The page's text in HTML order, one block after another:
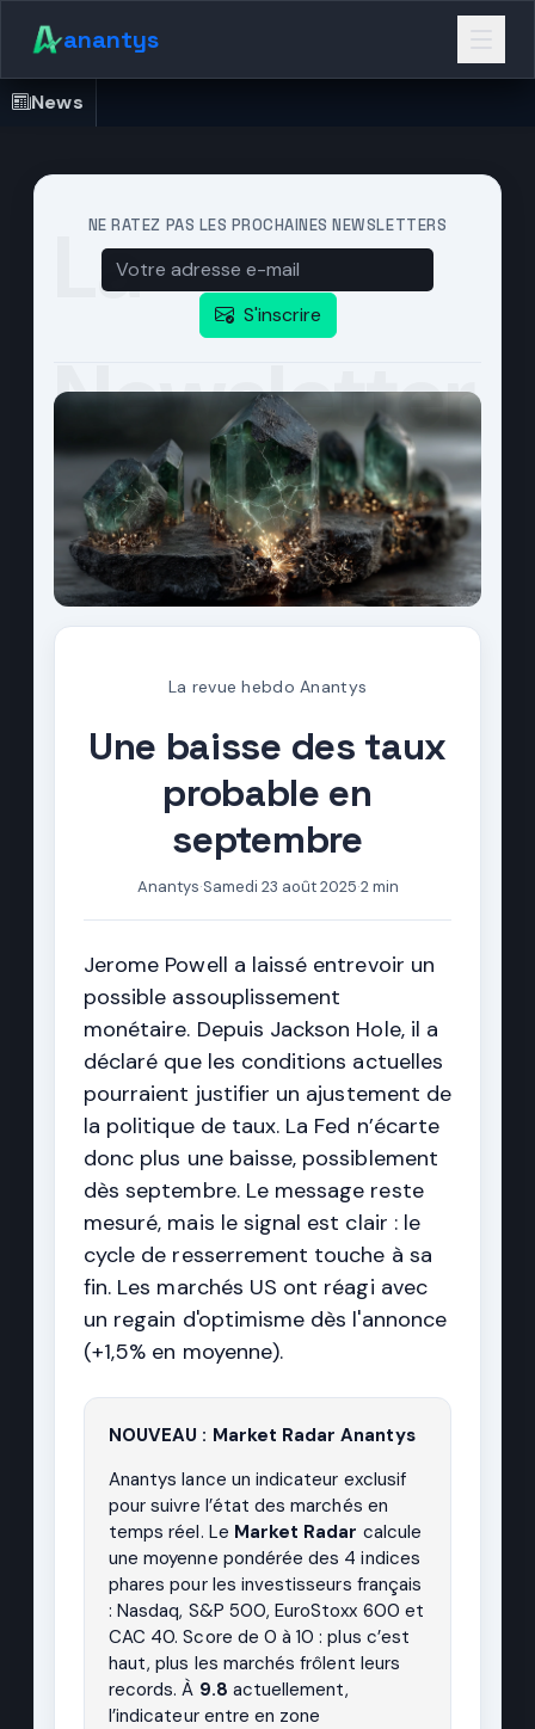
anantys
La
Newsletter
NE RATEZ PAS LES PROCHAINES NEWSLETTERS
S'inscrire
La revue hebdo Anantys
Une baisse des taux
probable en
septembre
Anantys·Samedi 23 août 2025·2 min
Jerome Powell a laissé entrevoir un
possible assouplissement
monétaire. Depuis Jackson Hole, il a
déclaré que les conditions actuelles
pourraient justifier un ajustement de
la politique de taux. La Fed n’écarte
donc plus une baisse, possiblement
dès septembre. Le message reste
mesuré, mais le signal est clair : le
cycle de resserrement touche à sa
fin. Les marchés US ont réagi avec
un regain d'optimisme dès l'annonce
(+1,5% en moyenne).
NOUVEAU : Market Radar Anantys
Anantys lance un indicateur exclusif
pour suivre l’état des marchés en
temps réel. Le Market Radar calcule
une moyenne pondérée des 4 indices
phares pour les investisseurs français
: Nasdaq, S&P 500, EuroStoxx 600 et
CAC 40. Score de 0 à 10 : plus c’est
haut, plus les marchés frôlent leurs
records. À 9.8 actuellement,
l’indicateur entre en zone